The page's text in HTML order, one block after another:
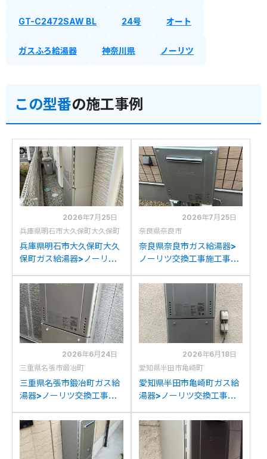
GT-C2472SAW BL 24号 オート
ガスふろ給湯器 神奈川県 ノーリツ
この型番の施工事例
2026年7月25日
兵庫県明石市大久保町大久保町
兵庫県明石市大久保町大久
保町ガス給湯器>ノーリツ
ツGT-C2452SAWXから
ノーリツGT-C2472SAW
BLへの交換
2026年7月25日
奈良県奈良市
奈良県奈良市ガス給湯器>
ノーリツ交換工事施工事
C2472(S)AWからノーリ
ツGT-C2472SAW BLへの
交換
2026年6月24日
三重県名張市鍛冶町
三重県名張市鍛冶町ガス給
湯器>ノーリツ交換工事施
C2432(S)AWXからノーリ
ツGT-C2472SAW BLへの
交換
2026年6月18日
愛知県半田市亀崎町
愛知県半田市亀崎町ガス給
湯器>ノーリツ交換工事施
C2452SAWXからノーリ
ツGT-C2472SAW BLへの
交換